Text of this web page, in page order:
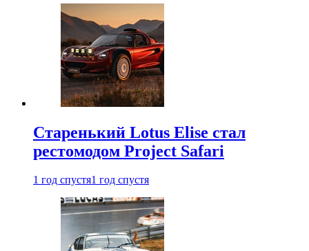
Старенький Lotus Elise стал
рестомодом Project Safari
1 год спустя1 год спустя